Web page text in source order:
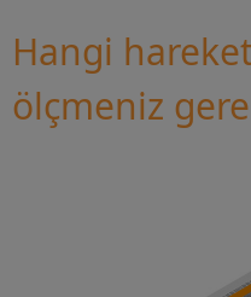
Hangi
ölçmeniz